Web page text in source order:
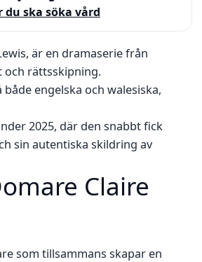
du ska söka vård
är en dramaserie från
och rättsskipning.
engelska och walesiska,
2025, där den snabbt fick
sin autentiska skildring av
Claire
som tillsammans skapar en